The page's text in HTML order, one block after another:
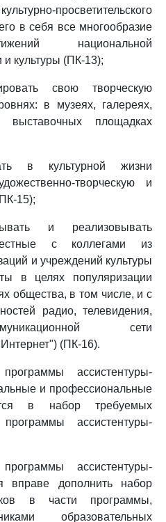
просветительского
в себя все многообразие
национальной
и культуры (ПК-13);
свою творческую
в музеях, галереях,
площадках
в культурной жизни
творческую и
15);
и реализовывать
с коллегами из
и учреждений культуры
в целях популяризации
общества, в том числе, и с
радио, телевидения,
сети
(ПК-16).
ассистентуры-
и профессиональные
в набор требуемых
ассистентуры-
ассистентуры-
вправе дополнить набор
в части программы,
образовательных